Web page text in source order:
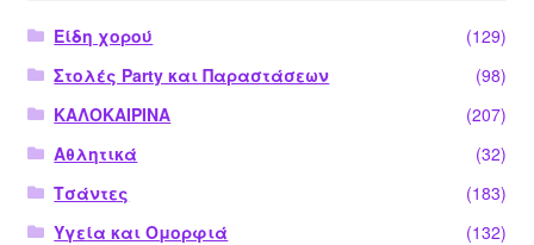
Είδη χορού
(129)
Στολές Party και Παραστάσεων
(98)
ΚΑΛΟΚΑΙΡΙΝΑ
(207)
Αθλητικά
(32)
Τσάντες
(183)
Υγεία και Ομορφιά
(132)